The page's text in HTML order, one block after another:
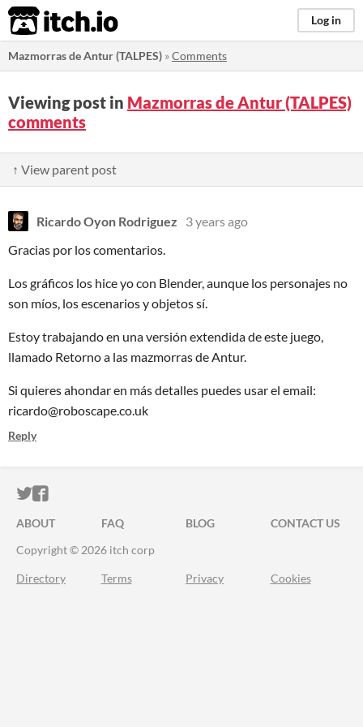
itch.io Log in
Mazmorras de Antur (TALPES) »Comments
Viewing post in Mazmorras de Antur (TALPES)
comments
↑ View parent post
Ricardo Oyon Rodriguez
3 years ago
Gracias por los comentarios.
Los gráficos los hice yo con Blender, aunque los personajes no
son míos, los escenarios y objetos sí.
Estoy trabajando en una versión extendida de este juego,
llamado Retorno a las mazmorras de Antur.
Si quieres ahondar en más detalles puedes usar el email:
ricardo@roboscape.co.uk
Reply
ITCH.IO ON TWITTER
ITCH.IO ON FACEBOOK
ABOUT FAQ BLOG
CONTACT US
Copyright © 2026 itch corp
Directory Terms Privacy Cookies